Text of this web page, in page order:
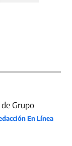
Grupo
En Línea